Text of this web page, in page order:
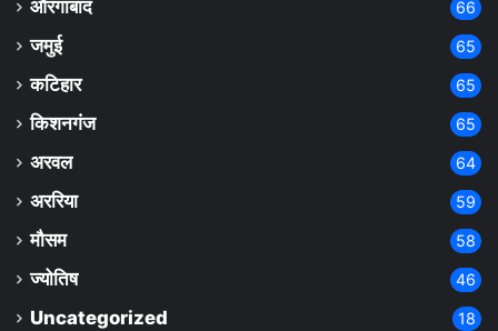
औरंगाबाद 66
जमुई 65
कटिहार 65
किशनगंज 65
अरवल 64
अररिया 59
मौसम 58
ज्योतिष 46
Uncategorized 18